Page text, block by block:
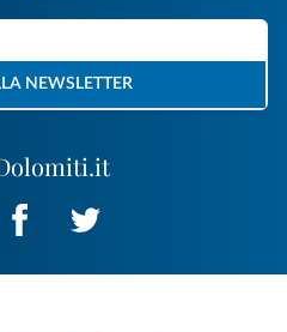
NEWSLETTER